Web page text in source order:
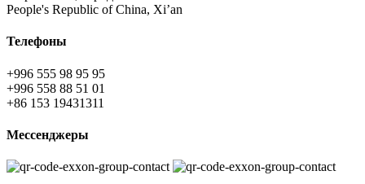
People's Republic of China, Xi’an
Телефоны
+996 555 98 95 95
+996 558 88 51 01
+86 153 19431311
Мессенджеры